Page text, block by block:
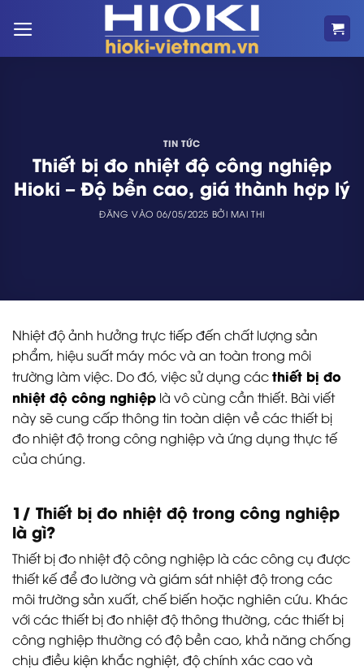
qua
TIN TỨC
Thiết bị đo nhiệt độ công nghiệp
Hioki – Độ bền cao, giá thành hợp lý
ĐĂNG VÀO06/05/2025 BỞI MAI THI
Nhiệt độ ảnh hưởng trực tiếp đến chất lượng sản
phẩm, hiệu suất máy móc và an toàn trong môi
trường làm việc. Do đó, việc sử dụng cácthiết bị đo
nhiệt độ công nghiệp là vô cùng cần thiết. Bài viết
này sẽ cung cấp thông tin toàn diện về các thiết bị
đo nhiệt độ trong công nghiệp và ứng dụng thực tế
của chúng.
1/ Thiết bị đo nhiệt độ trong công nghiệp
là gì?
Thiết bị đo nhiệt độ công nghiệp là các công cụ được
thiết kế để đo lường và giám sát nhiệt độ trong các
môi trường sản xuất, chế biến hoặc nghiên cứu. Khác
với các thiết bị đo nhiệt độ thông thường, các thiết bị
công nghiệp thường có độ bền cao, khả năng chống
chịu điều kiện khắc nghiệt, độ chính xác cao và